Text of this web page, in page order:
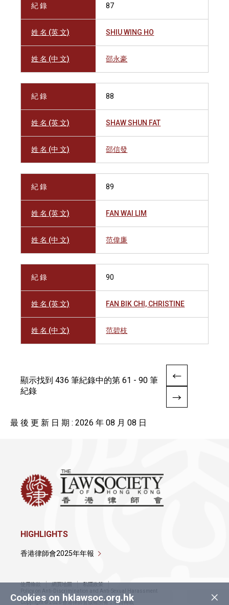
紀 錄 87
姓 名 (英 文) SHIU WING HO
姓 名 (中 文) 邵永豪
紀 錄 88
姓 名 (英 文) SHAW SHUN FAT
姓 名 (中 文) 邵信發
紀 錄 89
姓 名 (英 文) FAN WAI LIM
姓 名 (中 文) 范偉廉
紀 錄 90
姓 名 (英 文) FAN BIK CHI, CHRISTINE
姓 名 (中 文) 范碧枝
顯示找到 436 筆紀錄中的第 61 - 90 筆
紀錄
最 後 更 新 日 期 : 2026 年 08 月 08 日
×
Cookies on hklawsoc.org.hk
HIGHLIGHTS
香港律師會2025年年報
使用條款 網頁地圖
私隱政策
Policy on Anti-Discrimination and Anti-Sexual Harassment
Copyright © 2026 香港律師會版權所有，不得轉載